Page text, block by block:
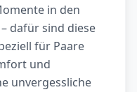
in den
dafür sind diese
für Paare
und
unvergessliche